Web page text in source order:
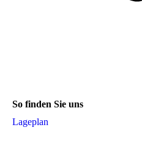
So finden Sie uns
La­ge­plan